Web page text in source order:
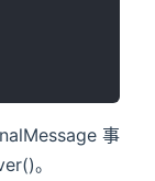
事
。